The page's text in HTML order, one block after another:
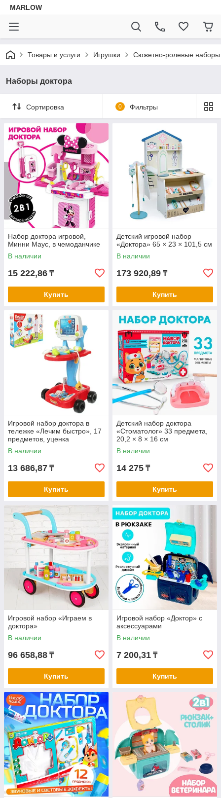
MARLOW
Товары и услуги Игрушки Сюжетно-ролевые наборы
Наборы доктора
Сортировка 0 Фильтры
Набор доктора игровой,
Минни Маус, в чемоданчике
В наличии
15 222,86 ₸
Купить
Детский игровой набор
«Доктора» 65 × 23 × 101,5 см
В наличии
173 920,89 ₸
Купить
Игровой набор доктора в
тележке «Лечим быстро», 17
предметов, уценка
В наличии
13 686,87 ₸
Купить
Детский набор доктора
«Стоматолог» 33 предмета,
20,2 × 8 × 16 см
В наличии
14 275 ₸
Купить
Игровой набор «Играем в
доктора»
В наличии
96 658,88 ₸
Купить
Игровой набор «Доктор» с
аксессуарами
В наличии
7 200,31 ₸
Купить